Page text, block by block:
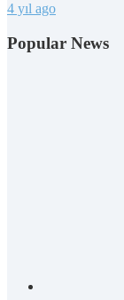
4 yıl ago
Popular News